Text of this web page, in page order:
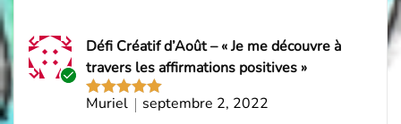
Acheteur
vérifiéNote5sur
Défi Créatif d’Août – « Je me découvre à
travers les affirmations positives »
Muriel
septembre 2, 2022